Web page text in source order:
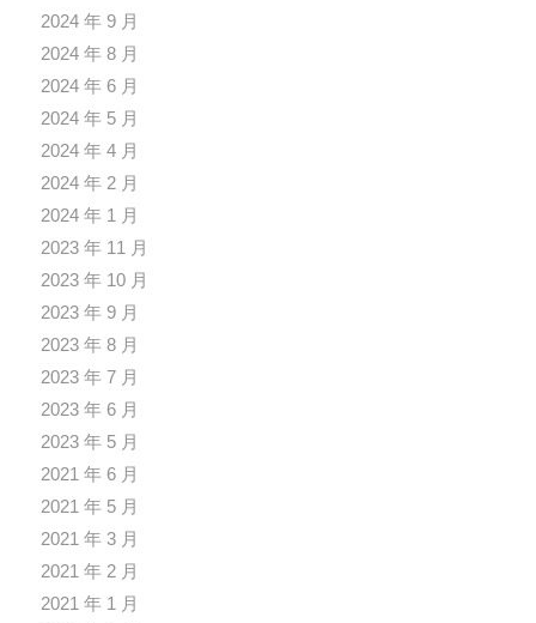
2024 年 9 月
2024 年 8 月
2024 年 6 月
2024 年 5 月
2024 年 4 月
2024 年 2 月
2024 年 1 月
2023 年 11 月
2023 年 10 月
2023 年 9 月
2023 年 8 月
2023 年 7 月
2023 年 6 月
2023 年 5 月
2021 年 6 月
2021 年 5 月
2021 年 3 月
2021 年 2 月
2021 年 1 月